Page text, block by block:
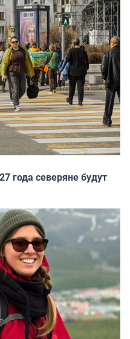
года северяне будут